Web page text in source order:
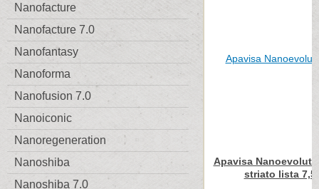
Nanofacture
Nanofacture 7.0
Nanofantasy
Nanoforma
Nanofusion 7.0
Nanoiconic
Nanoregeneration
Nanoshiba
Nanoshiba 7.0
Apavisa
striato lista